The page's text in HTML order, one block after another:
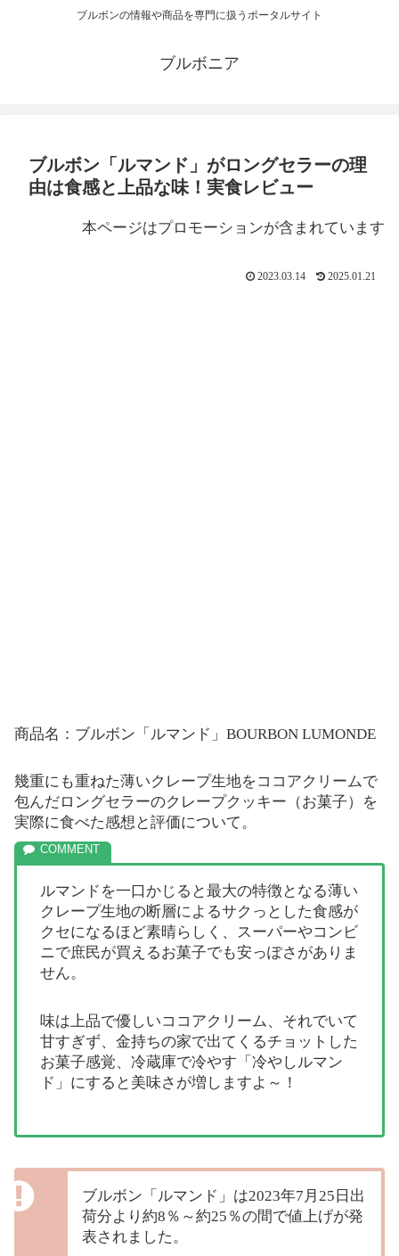
ブルボンの情報や商品を専門に扱うポータルサイト
ブルボニア
ブルボン「ルマンド」がロングセラーの理
由は食感と上品な味！実食レビュー
本ページはプロモーションが含まれています
2023.03.14 2025.01.21
商品名：ブルボン「ルマンド」BOURBON LUMONDE
幾重にも重ねた薄いクレープ生地をココアクリームで
包んだロングセラーのクレープクッキー（お菓子）を
実際に食べた感想と評価について。
ルマンドを一口かじると最大の特徴となる薄い
クレープ生地の断層によるサクっとした食感が
クセになるほど素晴らしく、スーパーやコンビ
ニで庶民が買えるお菓子でも安っぽさがありま
せん。
味は上品で優しいココアクリーム、それでいて
甘すぎず、金持ちの家で出てくるチョットした
お菓子感覚、冷蔵庫で冷やす「冷やしルマン
ド」にすると美味さが増しますよ～！
ブルボン「ルマンド」は2023年7月25日出
荷分より約8％～約25％の間で値上げが発
表されました。